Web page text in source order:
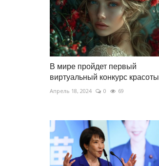
В мире пройдет первый
виртуальный конкурс красоты
Апрель 18, 2024 0 69